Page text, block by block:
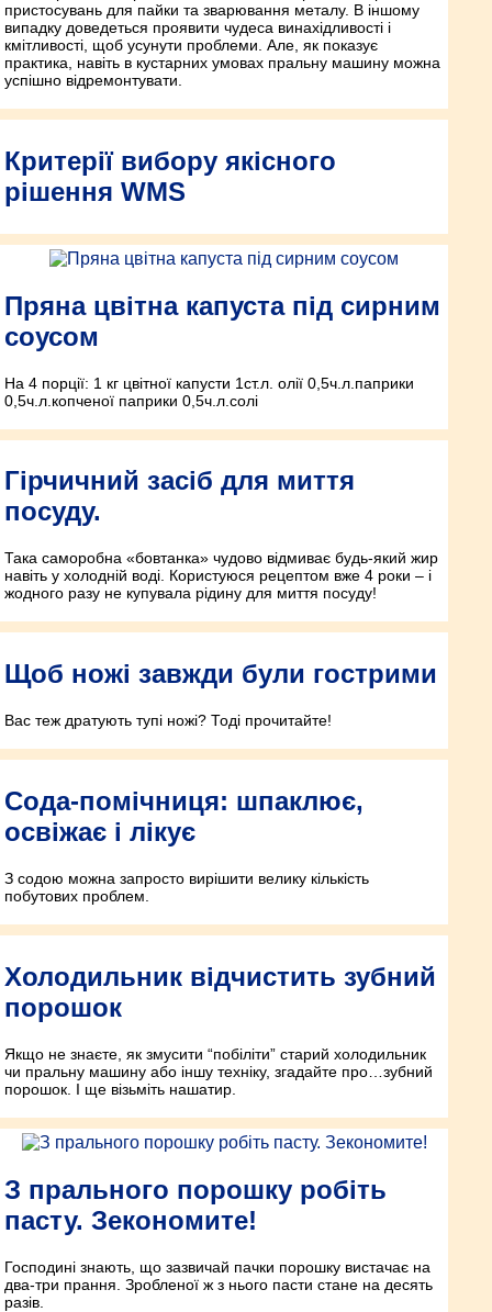
пристосувань для пайки та зварювання металу. В іншому
випадку доведеться проявити чудеса винахідливості і
кмітливості, щоб усунути проблеми. Але, як показує
практика, навіть в кустарних умовах пральну машину можна
успішно відремонтувати.
Критерії вибору якісного
рішення WMS
Пряна цвітна капуста під сирним
соусом
На 4 порції: 1 кг цвітної капусти 1ст.л. олії 0,5ч.л.паприки
0,5ч.л.копченої паприки 0,5ч.л.солі
Гірчичний засіб для миття
посуду.
Така саморобна «бовтанка» чудово відмиває будь-який жир
навіть у холодній воді. Користуюся рецептом вже 4 роки – і
жодного разу не купувала рідину для миття посуду!
Щоб ножі завжди були гострими
Вас теж дратують тупі ножі? Тоді прочитайте!
Сода-помічниця: шпаклює,
освіжає і лікує
З содою можна запросто вирішити велику кількість
побутових проблем.
Холодильник відчистить зубний
порошок
Якщо не знаєте, як змусити “побіліти” старий холодильник
чи пральну машину або іншу техніку, згадайте про…зубний
порошок. І ще візьміть нашатир.
З прального порошку робіть
пасту. Зекономите!
Господині знають, що зазвичай пачки порошку вистачає на
два-три прання. Зробленої ж з нього пасти стане на десять
разів.